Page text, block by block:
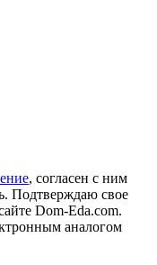
, согласен с ним
Подтверждаю свое
Dom-Eda.com.
аналогом